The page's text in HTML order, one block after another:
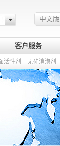
中文版
客户服务
活性剂 无硅消泡剂